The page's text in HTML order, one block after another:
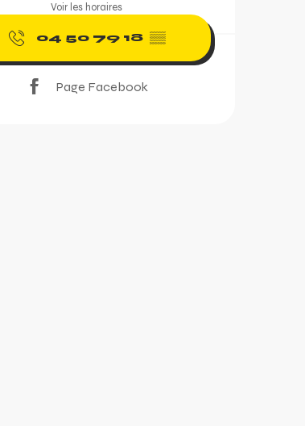
Voir les horaires
04 50 79 18 ▒▒
Page Facebook